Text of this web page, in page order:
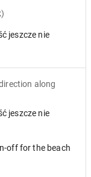
jeszcze nie
along
jeszcze nie
off for the beach